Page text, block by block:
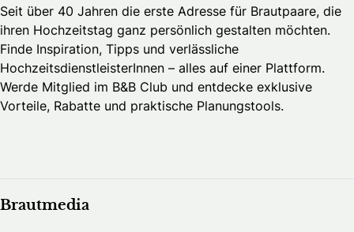
Seit über 40 Jahren die erste Adresse für Brautpaare, die
ihren Hochzeitstag ganz persönlich gestalten möchten.
Finde Inspiration, Tipps und verlässliche
HochzeitsdienstleisterInnen – alles auf einer Plattform.
Werde Mitglied im B&B Club und entdecke exklusive
Vorteile, Rabatte und praktische Planungstools.
Brautmedia